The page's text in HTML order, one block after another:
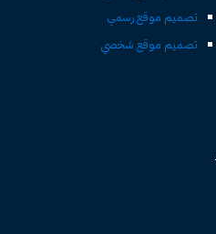
تصميم موقع رسمي
تصميم موقع شخصي